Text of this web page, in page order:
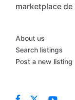
marketplace
About us
Search listings
Post a new listing